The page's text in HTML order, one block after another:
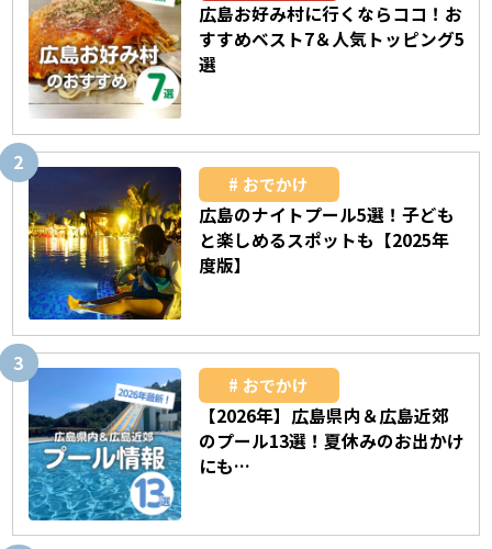
広島お好み村に行くならココ！お
すすめベスト7＆人気トッピング5
選
おでかけ
広島のナイトプール5選！子ども
と楽しめるスポットも【2025年
度版】
おでかけ
【2026年】広島県内＆広島近郊
のプール13選！夏休みのお出かけ
にも…